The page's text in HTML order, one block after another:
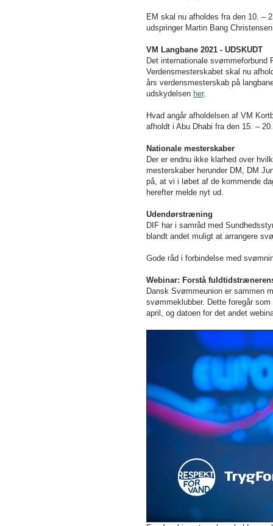
EM skal nu afholdes fra den 10. –
udspringer Martin Bang
VM Langbane 2021 - UDSKUDT
Det internationale svømmeforbund
Verdensmesterskabet skal nu
års verdensmesterskab på
udskydelsen her.
Hvad angår afholdelsen af VM
afholdt i Abu Dhabi fra den 15. –
Nationale mesterskaber
Der er endnu ikke klarhed over
mesterskaber herunder DM, DM
på, at vi i løbet af de kommende
herefter melde nyt ud.
Udendørstræning
DIF har i samråd med
blandt andet muligt at arrangere
Gode råd i forbindelse med
Webinar: Forstå
Dansk Svømmeunion er sammen
svømmeklubber. Dette foregår
april, og datoen for det andet